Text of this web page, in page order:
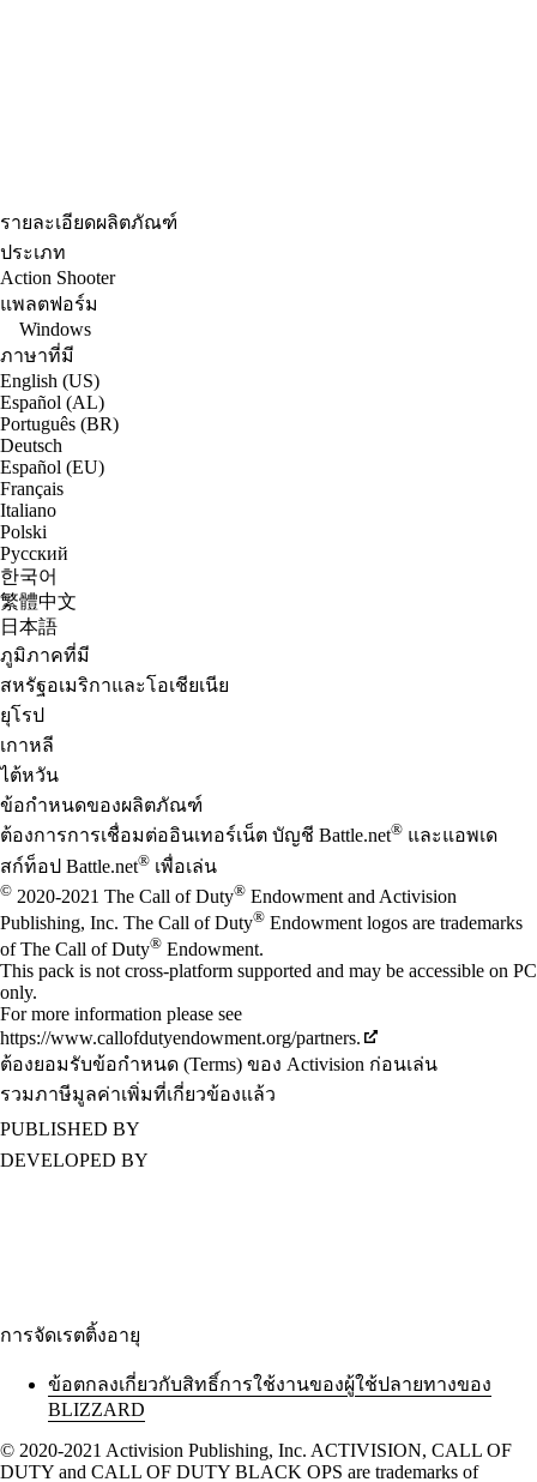
รายละเอียดผลิตภัณฑ์
ประเภท
Action Shooter
แพลตฟอร์ม
Windows
ภาษาที่มี
English (US)
Español (AL)
Português (BR)
Deutsch
Español (EU)
Français
Italiano
Polski
Русский
한국어
繁體中文
日本語
ภูมิภาคที่มี
สหรัฐอเมริกาและโอเชียเนีย
ยุโรป
เกาหลี
ไต้หวัน
ข้อกำหนดของผลิตภัณฑ์
ต้องการการเชื่อมต่ออินเทอร์เน็ต บัญชี Battle.net® และแอพเด
สก์ท็อป Battle.net® เพื่อเล่น
© 2020-2021 The Call of Duty® Endowment and Activision
Publishing, Inc. The Call of Duty® Endowment logos are trademarks
of The Call of Duty® Endowment.
This pack is not cross-platform supported and may be accessible on PC
only.
For more information please see
https://www.callofdutyendowment.org/partners.
ต้องยอมรับข้อกำหนด (Terms) ของ Activision ก่อนเล่น
รวมภาษีมูลค่าเพิ่มที่เกี่ยวข้องแล้ว
PUBLISHED BY
DEVELOPED BY
การจัดเรตติ้งอายุ
ข้อตกลงเกี่ยวกับสิทธิ์การใช้งานของผู้ใช้ปลายทางของ
BLIZZARD
© 2020-2021 Activision Publishing, Inc. ACTIVISION, CALL OF
DUTY and CALL OF DUTY BLACK OPS are trademarks of